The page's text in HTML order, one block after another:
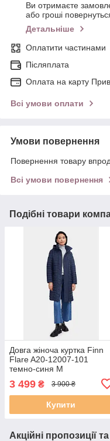
Ви отримаєте
або гроші
Детальніше
Оплатити частинами
Післяплата
Оплата на карту
Всі умови оплати
Умови повернення
Повернення товару
Всі умови повернення
Подібні товари
Довга жіноча куртка Finn
Flare A20-12007-101
темно-синя M
3 499 ₴ 3 900 ₴
Купити
Акційні пропозиції